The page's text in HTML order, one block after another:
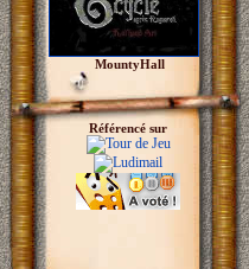
MountyHall
Référencé sur